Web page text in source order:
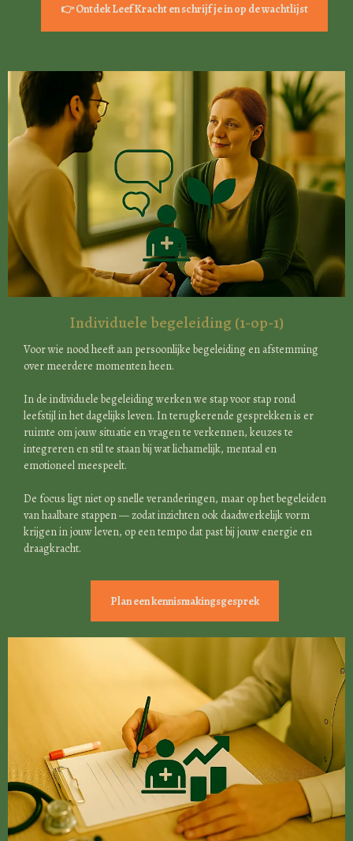
👉 Ontdek LeefKracht en schrijf je in op de wachtlijst
Individuele begeleiding (1-op-1)
Voor wie nood heeft aan persoonlijke begeleiding en afstemming
over meerdere momenten heen.
In de individuele begeleiding werken we stap voor stap rond
leefstijl in het dagelijks leven. In terugkerende gesprekken is er
ruimte om jouw situatie en vragen te verkennen, keuzes te
integreren en stil te staan bij wat lichamelijk, mentaal en
emotioneel meespeelt.
De focus ligt niet op snelle veranderingen, maar op het begeleiden
van haalbare stappen — zodat inzichten ook daadwerkelijk vorm
krijgen in jouw leven, op een tempo dat past bij jouw energie en
draagkracht.
Plan een kennismakingsgesprek